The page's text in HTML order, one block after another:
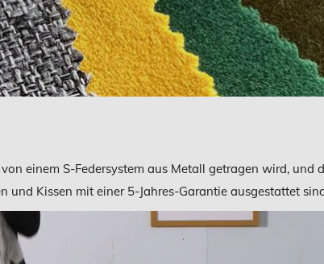
einem S-Federsystem aus Metall getragen wird, und
und Kissen mit einer 5-Jahres-Garantie ausgestattet